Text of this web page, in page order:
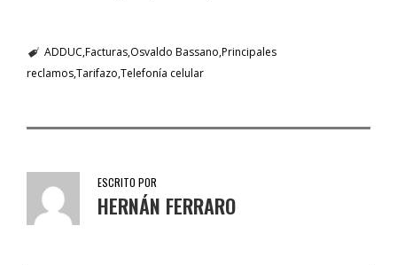
ADDUC FacturasOsvaldo Bassano Principales
reclamosTarifazo Telefonía celular
ESCRITO POR
HERNÁN FERRARO